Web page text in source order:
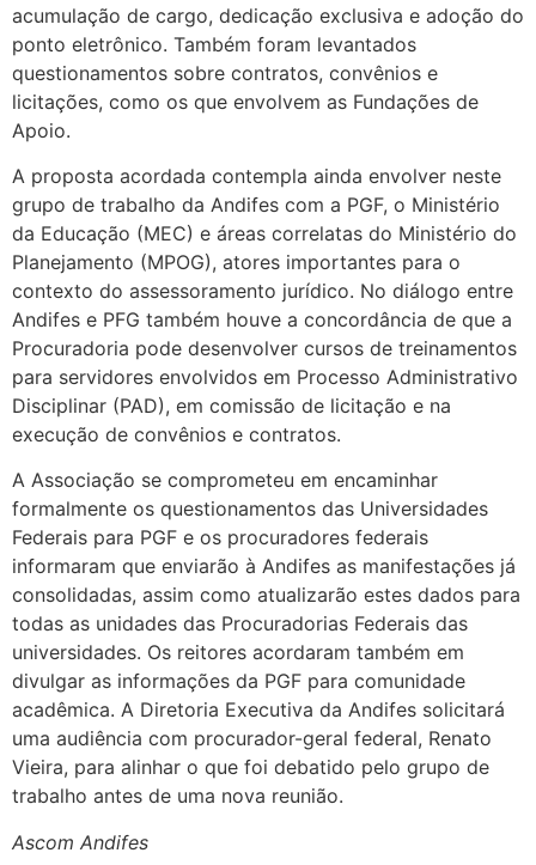
acumulação de cargo, dedicação exclusiva e adoção do
ponto eletrônico. Também foram levantados
questionamentos sobre contratos, convênios e
licitações, como os que envolvem as Fundações de
Apoio.
A proposta acordada contempla ainda envolver neste
grupo de trabalho da Andifes com a PGF, o Ministério
da Educação (MEC) e áreas correlatas do Ministério do
Planejamento (MPOG), atores importantes para o
contexto do assessoramento jurídico. No diálogo entre
Andifes e PFG também houve a concordância de que a
Procuradoria pode desenvolver cursos de treinamentos
para servidores envolvidos em Processo Administrativo
Disciplinar (PAD), em comissão de licitação e na
execução de convênios e contratos.
A Associação se comprometeu em encaminhar
formalmente os questionamentos das Universidades
Federais para PGF e os procuradores federais
informaram que enviarão à Andifes as manifestações já
consolidadas, assim como atualizarão estes dados para
todas as unidades das Procuradorias Federais das
universidades. Os reitores acordaram também em
divulgar as informações da PGF para comunidade
acadêmica. A Diretoria Executiva da Andifes solicitará
uma audiência com procurador-geral federal, Renato
Vieira, para alinhar o que foi debatido pelo grupo de
trabalho antes de uma nova reunião.
Ascom Andifes